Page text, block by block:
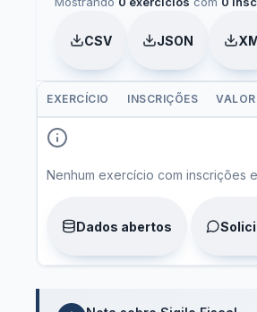
CSV JSON
Tabela de dívida ativa por
EXERCÍCIO INSCRIÇÕES
Nenhum exercício com inscrições
Dados abertos